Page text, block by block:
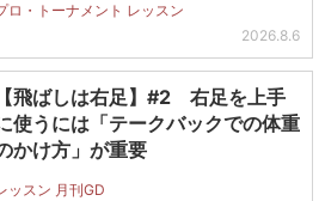
ロ・トーナメント レッスン
2026.8.6
【飛ばしは右足】#2 右足を上手
使うには「テークバックでの体重
かけ方」が重要
ッスン 月刊GD